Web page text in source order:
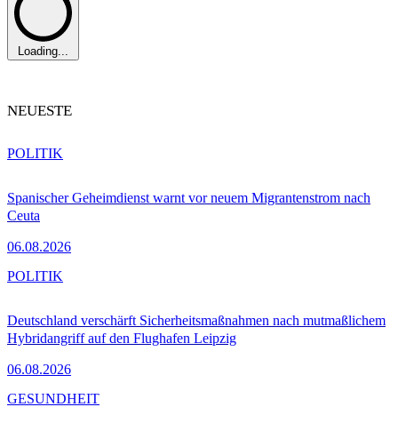
Loading...
NEUESTE
Spanischer Geheimdienst warnt vor neuem Migrantenstrom nach
Ceuta
06.08.2026
POLITIK
Deutschland verschärft Sicherheitsmaßnahmen nach mutmaßlichem
Hybridangriff auf den Flughafen Leipzig
06.08.2026
POLITIK
GESUNDHEIT